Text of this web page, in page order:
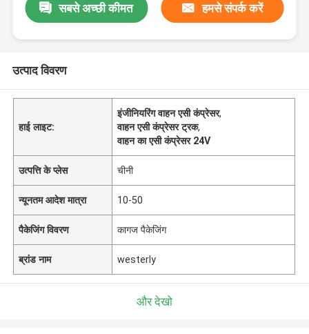
सबसे अच्छी कीमत हमसे संपर्क करें
उत्पाद विवरण
हाई लाइट:
इंजीनियरिंग वाहन एसी कंप्रेसर,
वाहन एसी कंप्रेसर ट्रक,
वाहन का एसी कंप्रेसर 24V
उत्पत्ति के प्लेस चीनी
न्यूनतम आदेश मात्रा 10-50
पैकेजिंग विवरण कागज पैकेजिंग
ब्रांड नाम westerly
और देखो